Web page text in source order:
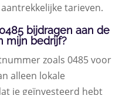
tarieven.
bijdragen aan de
mijn bedrijf?
zoals 0485 voor
alleen lokale
je geïnvesteerd hebt